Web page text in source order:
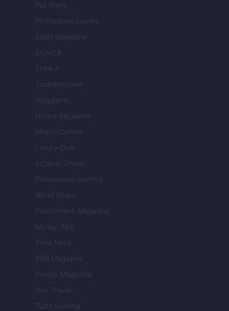
Pet Story
Professione Lavoro
Sport Magazine
Style24
Think.it
Tuobenessere
Viaggiamo
Nonne Magazine
Milano Cortina
Luxury Club
Il Calcio Online
Professione mamma
World Music
Investimenti Magazine
Money 365
Zona Nerd
B2B Magazine
People Magazine
Day Travel
Tutto Gaming